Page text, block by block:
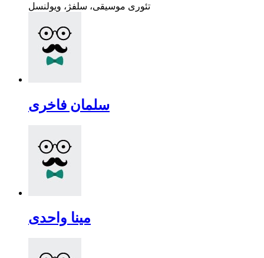
تئوری موسیقی، سلفژ، ویولنسل
سلمان فاخری
مینا واحدی